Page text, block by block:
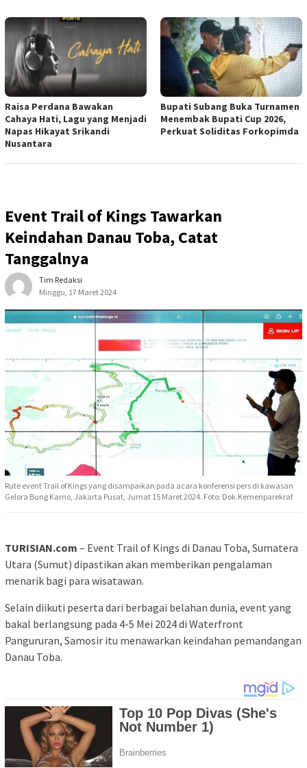
Raisa Perdana Bawakan
Cahaya Hati, Lagu yang Menjadi
Napas Hikayat Srikandi
Nusantara
Bupati Subang Buka Turnamen
Menembak Bupati Cup 2026,
Perkuat Soliditas Forkopimda
Event Trail of Kings Tawarkan
Keindahan Danau Toba, Catat
Tanggalnya
Tim Redaksi
Minggu, 17 Maret 2024
Rute event Trail of Kings yang disampaikan pada acara konferensi pers di kawasan
Gelora Bung Karno, Jakarta Pusat, Jumat 15 Maret 2024. Foto: Dok.Kemenparekraf
TURISIAN.com – Event Trail of Kings di Danau Toba, Sumatera
Utara (Sumut) dipastikan akan memberikan pengalaman
menarik bagi para wisatawan.
Selain diikuti peserta dari berbagai belahan dunia, event yang
bakal berlangsung pada 4-5 Mei 2024 di Waterfront
Pangururan, Samosir itu menawarkan keindahan pemandangan
Danau Toba.